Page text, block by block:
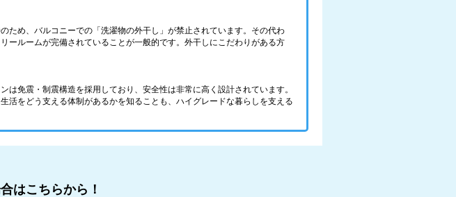
ため、バルコニーでの「洗濯物の外干し」が禁止されています。その代わ
ールームが完備されていることが一般的です。外干しにこだわりがある方
は免震・制震構造を採用しており、安全性は非常に高く設計されています。
活をどう支える体制があるかを知ることも、ハイグレードな暮らしを支える
はこちらから！